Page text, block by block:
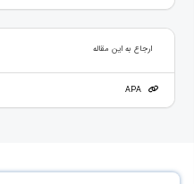
ارجاع به این مقاله
APA